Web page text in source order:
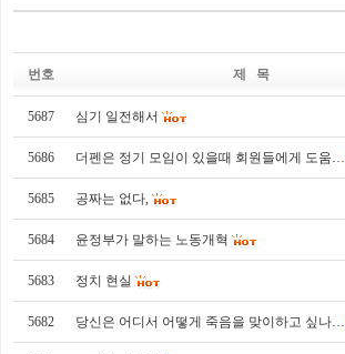
번호 제 목
5687 심기 일전해서
5686 더펜은 정기 모임이 있을때 회원들에게 도움…
5685 공짜는 없다,
5684 윤정부가 말하는 노동개혁
5683 정치 현실
5682 당신은 어디서 어떻게 죽음을 맞이하고 싶나…